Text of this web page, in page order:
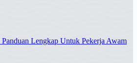
Lengkap Untuk Pekerja Awam